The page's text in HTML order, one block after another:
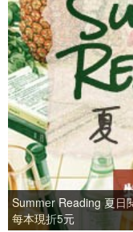
Summer Reading 夏日
每本現折5元